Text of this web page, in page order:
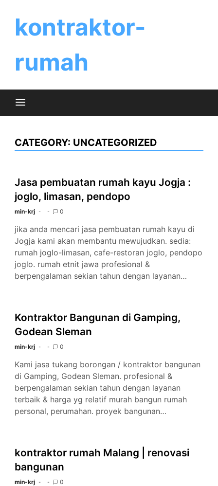
contentkontraktor-
rumah
CATEGORY: UNCATEGORIZED
Jasa pembuatan rumah kayu Jogja :
joglo, limasan, pendopo
min-krj 0
jika anda mencari jasa pembuatan rumah kayu di
Jogja kami akan membantu mewujudkan. sedia:
rumah joglo-limasan, cafe-restoran joglo, pendopo
joglo. rumah etnit jawa profesional &
berpengalaman sekian tahun dengan layanan…
Kontraktor Bangunan di Gamping,
Godean Sleman
min-krj 0
Kami jasa tukang borongan / kontraktor bangunan
di Gamping, Godean Sleman. profesional &
berpengalaman sekian tahun dengan layanan
terbaik & harga yg relatif murah bangun rumah
personal, perumahan. proyek bangunan…
kontraktor rumah Malang | renovasi
bangunan
min-krj 0